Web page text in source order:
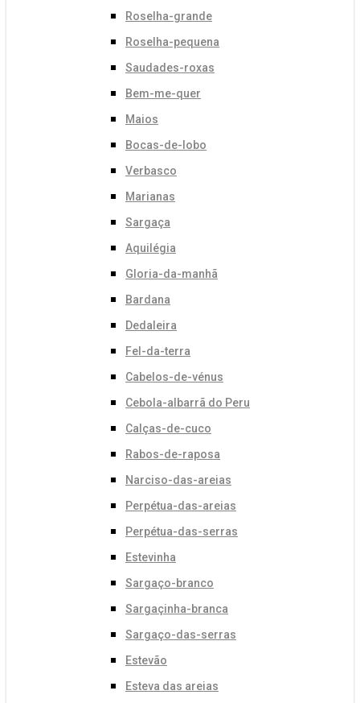
Roselha-grande
Roselha-pequena
Saudades-roxas
Bem-me-quer
Maios
Bocas-de-lobo
Verbasco
Marianas
Sargaça
Aquilégia
Gloria-da-manhã
Bardana
Dedaleira
Fel-da-terra
Cabelos-de-vénus
Cebola-albarrã do Peru
Calças-de-cuco
Rabos-de-raposa
Narciso-das-areias
Perpétua-das-areias
Perpétua-das-serras
Estevinha
Sargaço-branco
Sargaçinha-branca
Sargaço-das-serras
Estevão
Esteva das areias